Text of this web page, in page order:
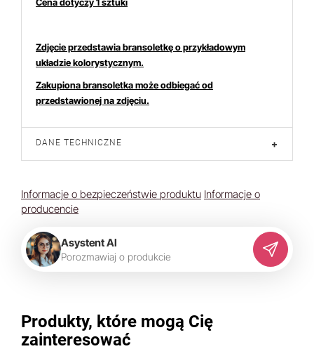
Zdjęcie przedstawia bransoletkę o przykładowym
układzie kolorystycznym.
Zakupiona bransoletka może odbiegać od
przedstawionej na zdjęciu.
DANE TECHNICZNE +
Informacje o bezpieczeństwie produktu Informacje o
producencie
Asystent AI
Porozmawiaj o produkcie
Produkty, które mogą Cię
zainteresować